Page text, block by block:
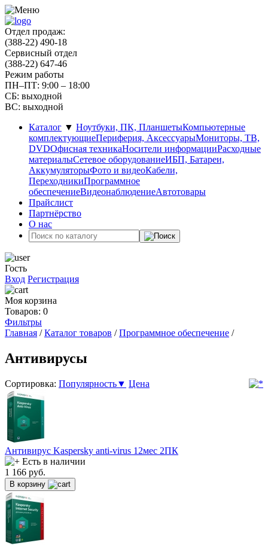
Отдел продаж:
(388-22) 490-18
Сервисный отдел
(388-22) 647-46
Режим работы
ПН–ПТ: 9:00 – 18:00
СБ: выходной
ВС: выходной
Каталог ▼ Ноутбуки, ПК, ПланшетыКомпьютерные
комплектующиеПериферия, АксессуарыМониторы, ТВ,
DVDОфисная техникаНосители информацииРасходные
материалыСетевое оборудованиеИБП, Батареи,
АккумуляторыФото и видеоКабели,
ПереходникиПрограммное
обеспечениеВидеонаблюдениеАвтотовары
Прайслист
Партнёрство
О нас
Гость
Вход Регистрация
Моя корзина
Товаров: 0
Фильтры
Главная /Каталог товаров /Программное обеспечение /
Антивирусы
Сортировка: Популярность▼ Цена
Антивирус Kaspersky anti-virus 12мес 2ПК
Есть в наличии
1 166 руб.
В корзину